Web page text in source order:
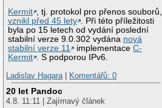
Kermit , tj. protokol pro přenos souborů,
vznikl před 45 lety . Při této příležitosti
byla po 15 letech od vydání poslední
stabilní verze 9.0.302 vydána nová
stabilní verze 11
implementaceC-
Kermit . S podporou IPv6.
Ladislav Hagara | Komentářů: 0
20 let Pandoc
4.8. 11:11 | Zajímavý článek